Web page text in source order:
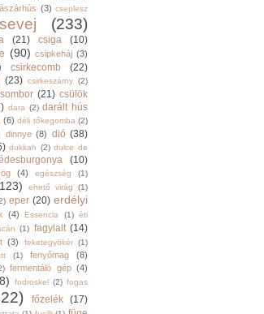
(3) cseplesz
(233)
(21) csiga
(10)
(90) csipkeháj (3)
csirkecomb
(22)
(23) csirkeszárny (2)
(21) csülök
dara (2) darált hús
(6) déli tőkegomba (2)
dinnye (8) dió (38)
dukkah (2) dulce de
(10)
(4) egészség
(1)
ehető virág
(1)
eper (20) erdélyi
(4) Essencia (1) éti
(1) fagylalt (14)
(3) feketegyökér (1)
(1) fenyőmag
(8)
fermentáló gép (4)
fodroskel (2) fogas
főzelék (17)